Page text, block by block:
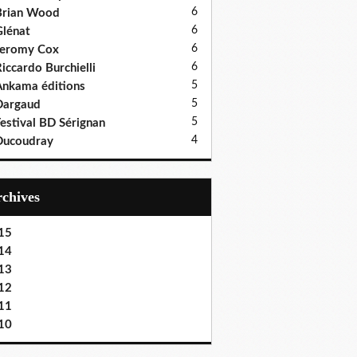
Wood
6
6
Cox 6
Burchielli 6
éditions 5
5
BD Sérignan 5
4